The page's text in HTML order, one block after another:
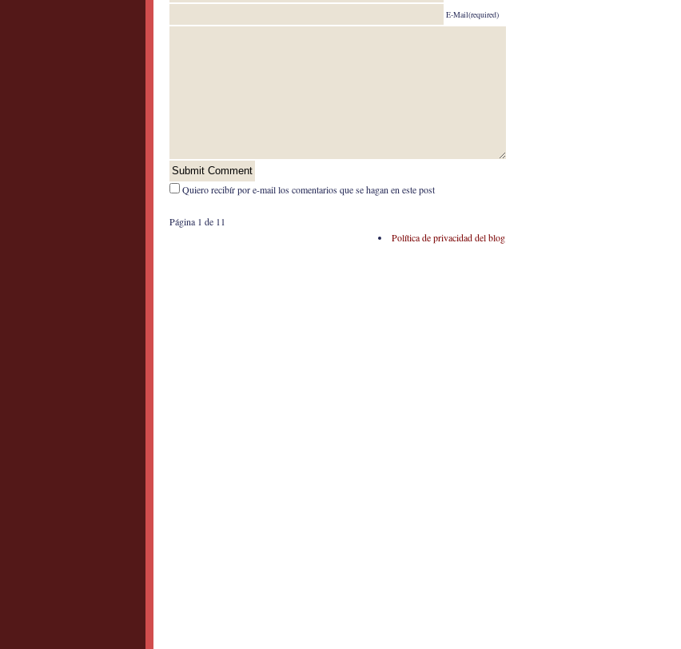
E-Mail(required)
Quiero recibír por e-mail los comentarios que se hagan en este post
Página 1 de 1 1
Política de privacidad del blog